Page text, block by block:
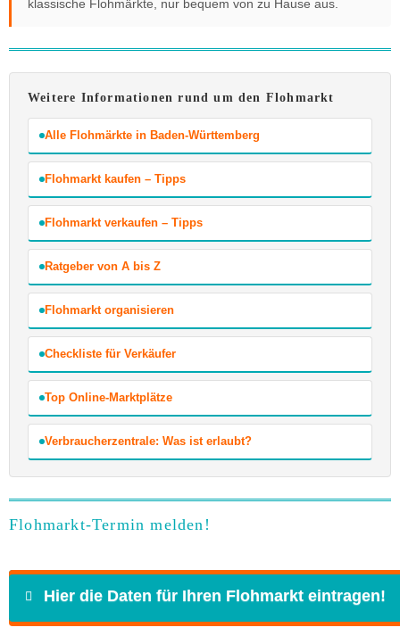
klassische Flohmärkte, nur bequem von zu Hause aus.
Weitere Informationen rund um den Flohmarkt
Alle Flohmärkte in Baden-Württemberg
Flohmarkt kaufen – Tipps
Flohmarkt verkaufen – Tipps
Ratgeber von A bis Z
Flohmarkt organisieren
Checkliste für Verkäufer
Top Online-Marktplätze
Verbraucherzentrale: Was ist erlaubt?
Flohmarkt-Termin melden!
Hier die Daten für Ihren Flohmarkt eintragen!